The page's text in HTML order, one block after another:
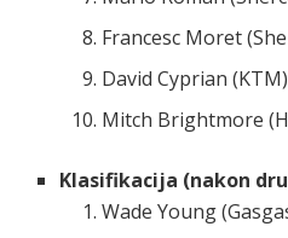
Francesc Moret
David Cyprian
Mitch Brightmore
Klasifikacija (nakon
Wade Young